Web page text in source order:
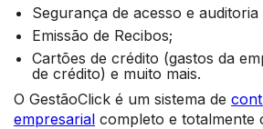
Segurança de acesso e
Emissão de Recibos;
Cartões de crédito (gastos da
de crédito) e muito mais.
O GestãoClick é um sistema de
empresarial completo e totalmente